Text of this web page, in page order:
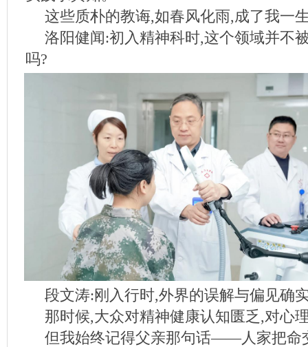
这些质朴的教诲,如春风化雨,成了我一
洛阳健闻:初入精神科时,这个领域并不
吗?
段文涛:刚入行时,外界的误解与偏见确
那时候,大众对精神健康认知匮乏,对心
但我始终记得父亲那句话——人家把命